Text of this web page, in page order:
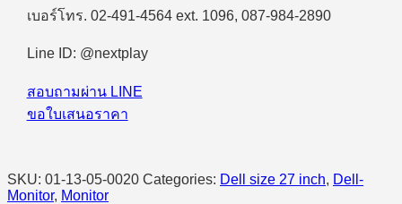
27″
HDMI)
quantity
เบอร์โทร. 02-491-4564 ext. 1096, 087-984-2890
Line ID: @nextplay
สอบถามผ่าน LINE
ขอใบเสนอราคา
SKU: 01-13-05-0020 Categories: Dell size 27 inch, Dell-
Monitor, Monitor